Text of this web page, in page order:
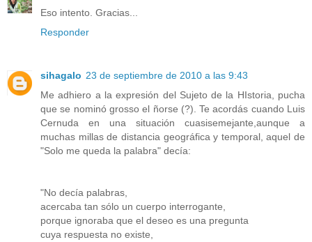
Eso intento. Gracias...
Responder
sihagalo 23 de septiembre de 2010 a las 9:43
Me adhiero a la expresión del Sujeto de la HIstoria, pucha
que se nominó grosso el ñorse (?). Te acordás cuando Luis
Cernuda en una situación cuasisemejante,aunque a
muchas millas de distancia geográfica y temporal, aquel de
"Solo me queda la palabra" decía:
"No decía palabras,
acercaba tan sólo un cuerpo interrogante,
porque ignoraba que el deseo es una pregunta
cuya respuesta no existe,